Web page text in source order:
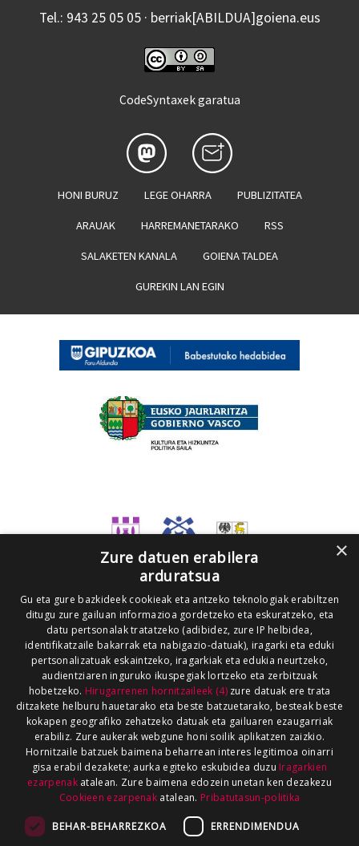
Tel.: 943 25 05 05 · berriak[ABILDUA]goiena.eus
CodeSyntaxek garatua
HONI BURUZ LEGE OHARRA PUBLIZITATEA
ARAUAK HARREMANETARAKO RSS
SALAKETEN KANALA GOIENA TALDEA
GUREKIN LAN EGIN
×
Zure datuen erabilera
arduratsua
Gu eta gure bazkideek cookieak eta antzeko teknologiak erabiltzen
ditugu zure gailuan informazioa gordetzeko eta eskuratzeko, eta
datu pertsonalak tratatzeko (adibidez, zure IP helbidea,
identifikatzaile bakarrak eta nabigazio-datuak), iragarki eta eduki
pertsonalizatuak eskaintzeko, iragarkiak eta edukia neurtzeko,
audientziaren inguruko ikuspegiak lortzeko eta zerbitzuak
hobetzeko. Hirugarrenen hornitzaileek (4)zure datuak ere trata
ditzakete helburu hauetarako eta beste batzuetarako, besteak beste
kokapen geografiko zehatzeko datuak eta gailuaren ezaugarriak
erabiliz. Zure aukerak webgune honi soilik aplikatzen zaizkio.
Hornitzaile batzuek baimena beharrean interes legitimoa oinarri
gisa erabil dezakete; aurka egiteko eskubidea duzu Iragarkien
ezarpenakatalean. Zure baimena edozein unetan ken dezakezu
Cookieen ezarpenak atalean. Pribatutasun-politika
BEHAR-BEHARREZKOA ERRENDIMENDUA